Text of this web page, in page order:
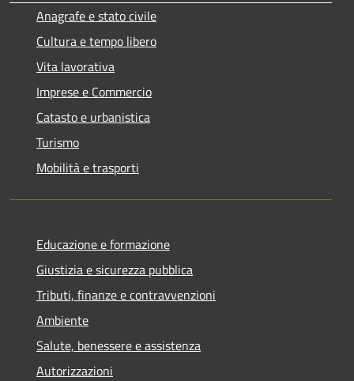
Anagrafe e stato civile
Cultura e tempo libero
Vita lavorativa
Imprese e Commercio
Catasto e urbanistica
Turismo
Mobilità e trasporti
Educazione e formazione
Giustizia e sicurezza pubblica
Tributi, finanze e contravvenzioni
Ambiente
Salute, benessere e assistenza
Autorizzazioni